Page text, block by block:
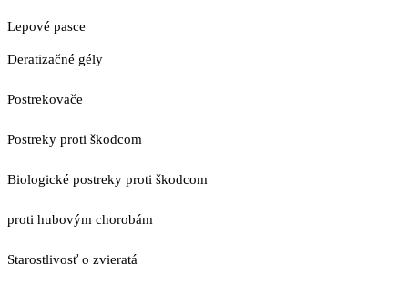
Lepové pasce
Deratizačné gély
Postrekovače
Postreky proti škodcom
Biologické postreky proti škodcom
proti hubovým chorobám
Starostlivosť o zvieratá